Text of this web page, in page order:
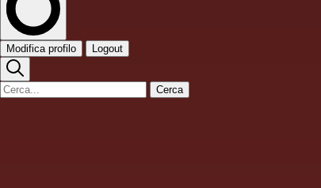
Modifica profilo Logout
Cerca